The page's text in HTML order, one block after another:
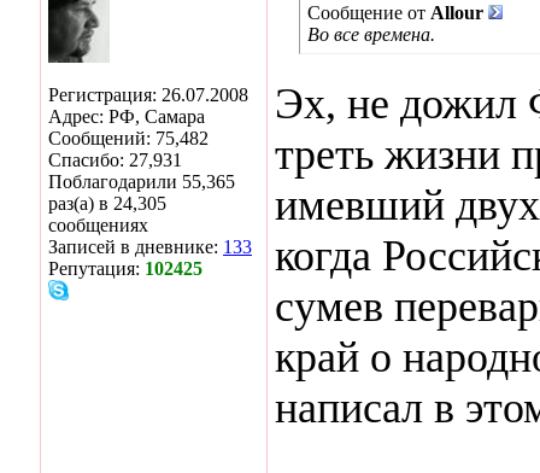
Регистрация: 26.07.2008
Адрес: РФ, Самара
Сообщений: 75,482
Спасибо: 27,931
Поблагодарили 55,365
раз(а) в 24,305
сообщениях
Записей в дневнике: 133
Репутация: 102425
Сообщение от Allour
Во все времена.
Эх, не дожил
треть жизни
имевший
когда
сумев
край о
написал в